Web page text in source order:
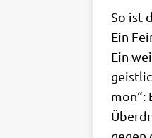
So ist
Ein
Ein
mon“: